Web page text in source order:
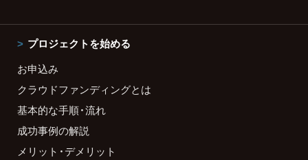
プロジェクトを始める
お申込み
クラウドファンディングとは
基本的な手順・流れ
成功事例の解説
メリット・デメリット